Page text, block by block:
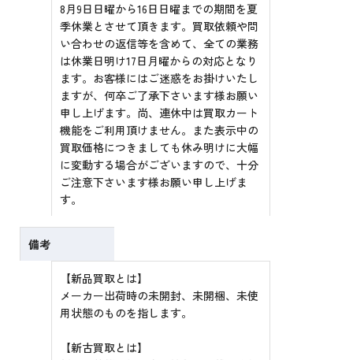
8月9日日曜から16日日曜までの期間を夏
季休業とさせて頂きます。買取依頼や問
い合わせの返信等を含めて、全ての業務
は休業日明け17日月曜からの対応となり
ます。お客様にはご迷惑をお掛けいたし
ますが、何卒ご了承下さいます様お願い
申し上げます。尚、連休中は買取カート
機能をご利用頂けません。また表示中の
買取価格につきましても休み明けに大幅
に変動する場合がございますので、十分
ご注意下さいます様お願い申し上げま
す。
備考
【新品買取とは】
メーカー出荷時の未開封、未開梱、未使
用状態のものを指します。
【新古買取とは】